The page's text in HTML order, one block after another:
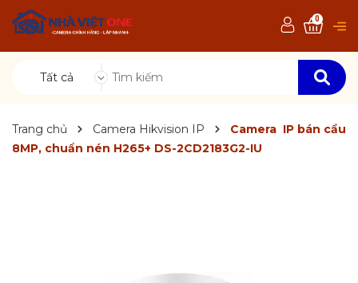
Tất cả
0
Trang chủ Camera Hikvision IP
Camera IP bán cầu
8MP, chuẩn nén H265+ DS-2CD2183G2-IU